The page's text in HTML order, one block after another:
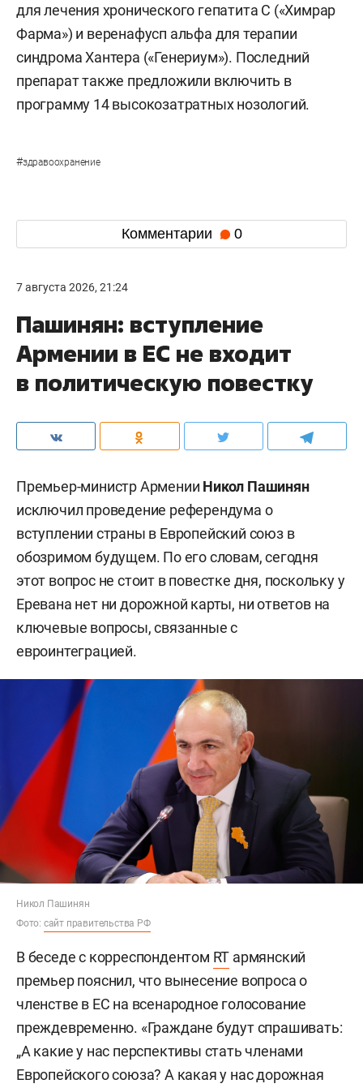
для лечения хронического гепатита С («Химрар
Фарма») и веренафусп альфа для терапии
синдрома Хантера («Генериум»). Последний
препарат также предложили включить в
программу 14 высокозатратных нозологий.
#здравоохранение
Комментарии 0
7 августа 2026, 21:24
Пашинян: вступление
Армении в ЕС не входит
в политическую повестку
Премьер-министр Армении Никол Пашинян
исключил проведение референдума о
вступлении страны в Европейский союз в
обозримом будущем. По его словам, сегодня
этот вопрос не стоит в повестке дня, поскольку у
Еревана нет ни дорожной карты, ни ответов на
ключевые вопросы, связанные с
евроинтеграцией.
Никол Пашинян
Фото: сайт правительства РФ
В беседе с корреспондентом RT армянский
премьер пояснил, что вынесение вопроса о
членстве в ЕС на всенародное голосование
преждевременно. «Граждане будут спрашивать:
„А какие у нас перспективы стать членами
Европейского союза? А какая у нас дорожная